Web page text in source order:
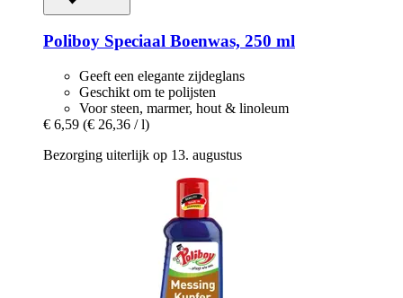
Poliboy Speciaal Boenwas, 250 ml
Geeft een elegante zijdeglans
Geschikt om te polijsten
Voor steen, marmer, hout & linoleum
€ 6,59 (€ 26,36 / l)
Bezorging uiterlijk op 13. augustus